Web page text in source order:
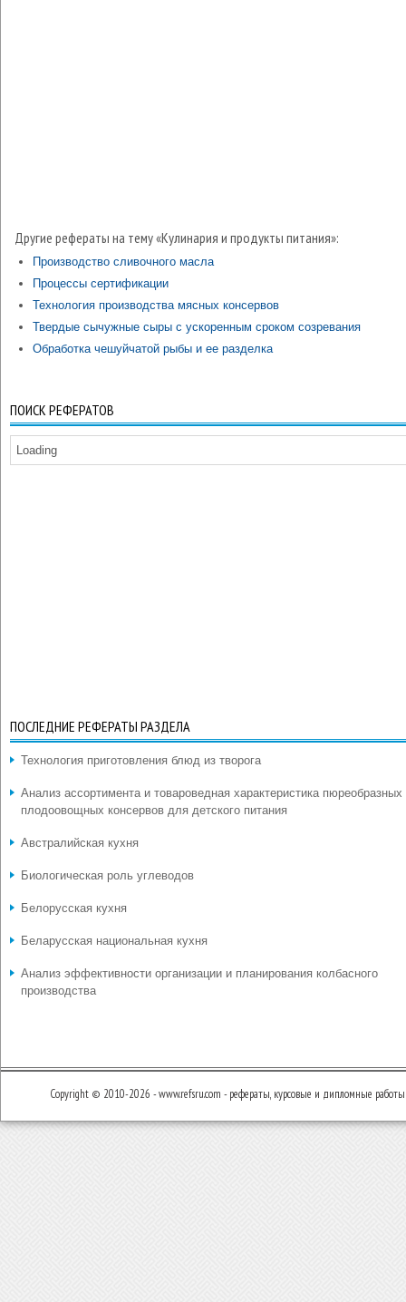
Другие рефераты на тему «Кулинария и продукты питания»:
Производство сливочного масла
Процессы сертификации
Технология производства мясных консервов
Твердые сычужные сыры с ускоренным сроком созревания
Обработка чешуйчатой рыбы и ее разделка
ПОИСК РЕФЕРАТОВ
Loading
ПОСЛЕДНИЕ РЕФЕРАТЫ РАЗДЕЛА
Технология приготовления блюд из творога
Анализ ассортимента и товароведная характеристика пюреобразных
плодоовощных консервов для детского питания
Австралийская кухня
Биологическая роль углеводов
Белорусская кухня
Беларусская национальная кухня
Анализ эффективности организации и планирования колбасного
производства
Copyright © 2010-2026 - www.refsru.com - рефераты, курсовые и дипломные работы